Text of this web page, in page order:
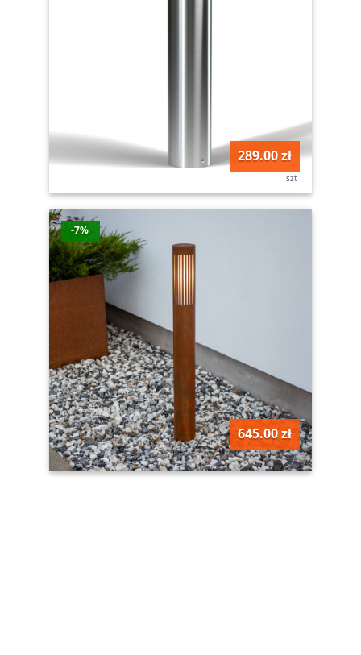
289.00 zł
szt
-7%
645.00 zł
szt